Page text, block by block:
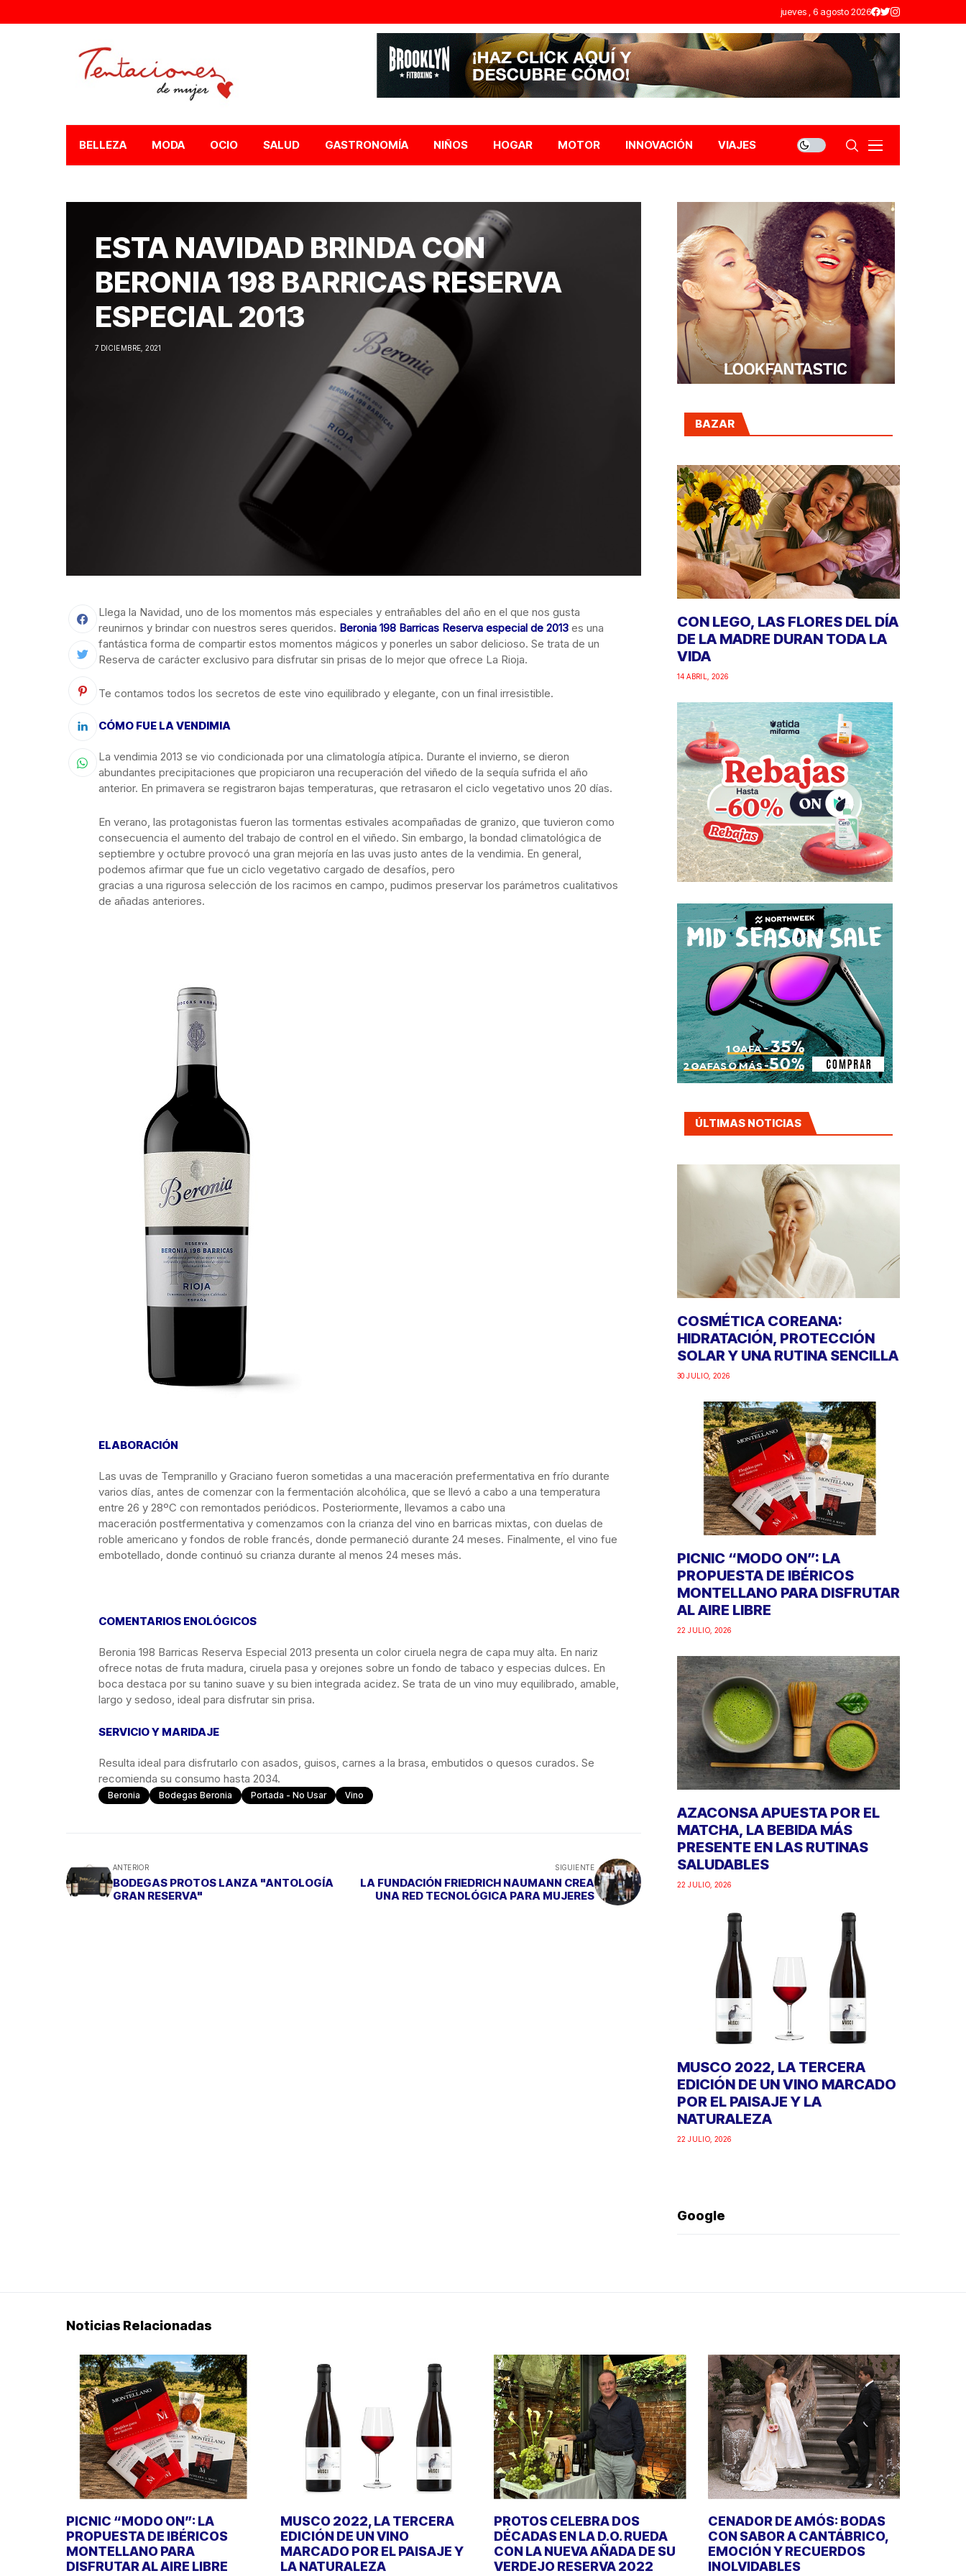
jueves , 6 agosto 2026
BELLEZA MODA OCIO SALUD GASTRONOMÍA NIÑOS HOGAR MOTOR INNOVACIÓN VIAJES
ESTA NAVIDAD BRINDA CON
BERONIA 198 BARRICAS RESERVA
ESPECIAL 2013
7 DICIEMBRE, 2021
Llega la Navidad, uno de los momentos más especiales y entrañables del año en el que nos gusta
reunirnos y brindar con nuestros seres queridos. Beronia 198 Barricas Reserva especial de 2013 es una
fantástica forma de compartir estos momentos mágicos y ponerles un sabor delicioso. Se trata de un
Reserva de carácter exclusivo para disfrutar sin prisas de lo mejor que ofrece La Rioja.
Te contamos todos los secretos de este vino equilibrado y elegante, con un final irresistible.
CÓMO FUE LA VENDIMIA
La vendimia 2013 se vio condicionada por una climatología atípica. Durante el invierno, se dieron
abundantes precipitaciones que propiciaron una recuperación del viñedo de la sequía sufrida el año
anterior. En primavera se registraron bajas temperaturas, que retrasaron el ciclo vegetativo unos 20 días.
En verano, las protagonistas fueron las tormentas estivales acompañadas de granizo, que tuvieron como
consecuencia el aumento del trabajo de control en el viñedo. Sin embargo, la bondad climatológica de
septiembre y octubre provocó una gran mejoría en las uvas justo antes de la vendimia. En general,
podemos afirmar que fue un ciclo vegetativo cargado de desafíos, pero
gracias a una rigurosa selección de los racimos en campo, pudimos preservar los parámetros cualitativos
de añadas anteriores.
ELABORACIÓN
Las uvas de Tempranillo y Graciano fueron sometidas a una maceración prefermentativa en frío durante
varios días, antes de comenzar con la fermentación alcohólica, que se llevó a cabo a una temperatura
entre 26 y 28ºC con remontados periódicos. Posteriormente, llevamos a cabo una
maceración postfermentativa y comenzamos con la crianza del vino en barricas mixtas, con duelas de
roble americano y fondos de roble francés, donde permaneció durante 24 meses. Finalmente, el vino fue
embotellado, donde continuó su crianza durante al menos 24 meses más.
COMENTARIOS ENOLÓGICOS
Beronia 198 Barricas Reserva Especial 2013 presenta un color ciruela negra de capa muy alta. En nariz
ofrece notas de fruta madura, ciruela pasa y orejones sobre un fondo de tabaco y especias dulces. En
boca destaca por su tanino suave y su bien integrada acidez. Se trata de un vino muy equilibrado, amable,
largo y sedoso, ideal para disfrutar sin prisa.
SERVICIO Y MARIDAJE
Resulta ideal para disfrutarlo con asados, guisos, carnes a la brasa, embutidos o quesos curados. Se
recomienda su consumo hasta 2034.
Beronia Bodegas Beronia Portada - No Usar Vino
ANTERIOR
BODEGAS PROTOS LANZA "ANTOLOGÍA
GRAN RESERVA"
SIGUIENTE
LA FUNDACIÓN FRIEDRICH NAUMANN CREA
UNA RED TECNOLÓGICA PARA MUJERES
BAZAR
CON LEGO, LAS FLORES DEL DÍA
DE LA MADRE DURAN TODA LA
VIDA
14 ABRIL, 2026
ÚLTIMAS NOTICIAS
COSMÉTICA COREANA:
HIDRATACIÓN, PROTECCIÓN
SOLAR Y UNA RUTINA SENCILLA
30 JULIO, 2026
PICNIC “MODO ON”: LA
PROPUESTA DE IBÉRICOS
MONTELLANO PARA DISFRUTAR
AL AIRE LIBRE
22 JULIO, 2026
AZACONSA APUESTA POR EL
MATCHA, LA BEBIDA MÁS
PRESENTE EN LAS RUTINAS
SALUDABLES
22 JULIO, 2026
MUSCO 2022, LA TERCERA
EDICIÓN DE UN VINO MARCADO
POR EL PAISAJE Y LA
NATURALEZA
22 JULIO, 2026
Google
Noticias Relacionadas
PICNIC “MODO ON”: LA
PROPUESTA DE IBÉRICOS
MONTELLANO PARA
DISFRUTAR AL AIRE LIBRE
MUSCO 2022, LA TERCERA
EDICIÓN DE UN VINO
MARCADO POR EL PAISAJE Y
LA NATURALEZA
PROTOS CELEBRA DOS
DÉCADAS EN LA D.O. RUEDA
CON LA NUEVA AÑADA DE SU
VERDEJO RESERVA 2022
CENADOR DE AMÓS: BODAS
CON SABOR A CANTÁBRICO,
EMOCIÓN Y RECUERDOS
INOLVIDABLES